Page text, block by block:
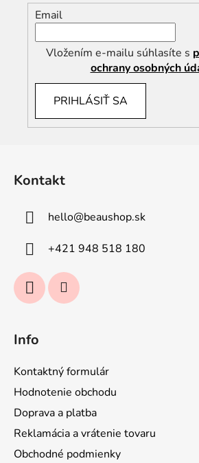
Email
Vložením e-mailu súhlasíte s
ochrany osobných
PRIHLÁSIŤ SA
Kontakt
hello@beaushop.sk
+421 948 518 180
Info
Kontaktný formulár
Hodnotenie obchodu
Doprava a platba
Reklamácia a vrátenie tovaru
Obchodné podmienky